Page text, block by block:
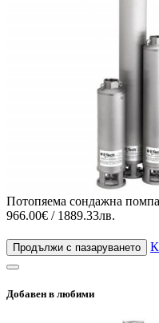
Потопяема сондажна
966.00€ / 1889.33лв.
Продължи с пазаруването
Добавен в любими